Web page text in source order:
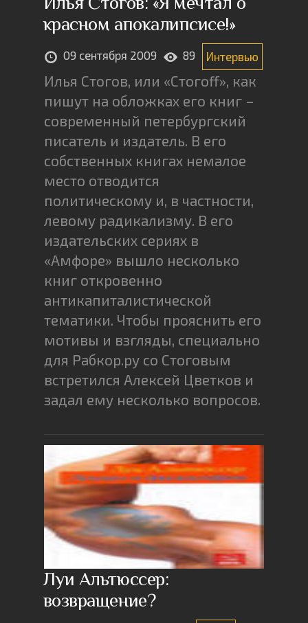
красном апокалипсисе!»
09 сентября 2009 89 Интервью
Илья Стогов, или «Стогоff», как
пишут на обложках его книг –
современный петербургский
писатель и издатель. В его
собственных книгах немалое
место отводится
политическому и, в частности,
левому радикализму. В его
издательских сериях в
«Амфоре» вышло несколько
книг откровенно
антикапиталистической
тематики. Чтобы прояснить его
мотивы и взгляды, специально
для Рабкор.ру со Стоговым
встретился Алексей Цветков и
задал ему несколько вопросов.
Луи Альтюссер:
возвращение?